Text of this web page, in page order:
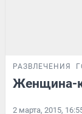
РАЗВЛЕЧЕНИЯ
Женщина-
2 марта, 2015,